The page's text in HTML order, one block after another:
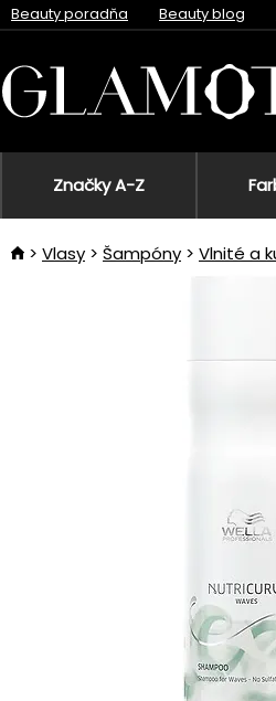
Beauty poradňa Beauty blog
Značky A-Z
Vlasy Šampóny Vlnité a